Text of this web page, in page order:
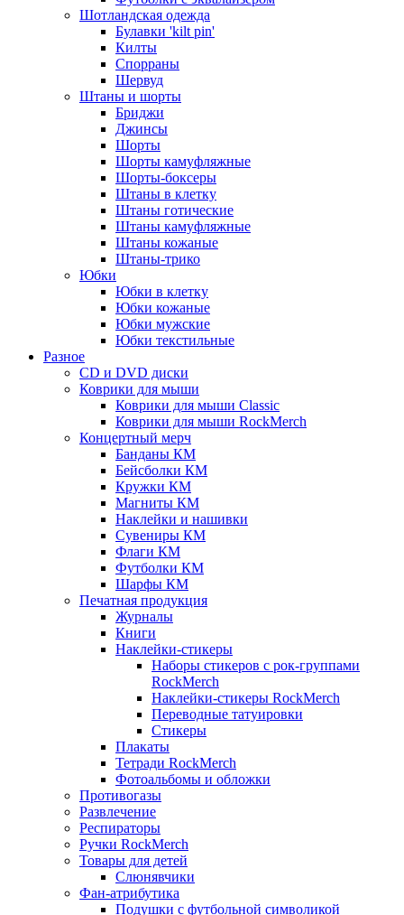
Шотландская одежда
Булавки 'kilt pin'
Килты
Спорраны
Шервуд
Штаны и шорты
Бриджи
Джинсы
Шорты
Шорты камуфляжные
Шорты-боксеры
Штаны в клетку
Штаны готические
Штаны камуфляжные
Штаны кожаные
Штаны-трико
Юбки
Юбки в клетку
Юбки кожаные
Юбки мужские
Юбки текстильные
Разное
CD и DVD диски
Коврики для мыши
Коврики для мыши Classic
Коврики для мыши RockMerch
Концертный мерч
Банданы КМ
Бейсболки КМ
Кружки КМ
Магниты КМ
Наклейки и нашивки
Сувениры КМ
Флаги КМ
Футболки КМ
Шарфы КМ
Печатная продукция
Журналы
Книги
Наклейки-стикеры
Наборы стикеров с рок-группами
RockMerch
Наклейки-стикеры RockMerch
Переводные татуировки
Стикеры
Плакаты
Тетради RockMerch
Фотоальбомы и обложки
Противогазы
Развлечение
Респираторы
Ручки RockMerch
Товары для детей
Слюнявчики
Фан-атрибутика
Подушки с футбольной символикой